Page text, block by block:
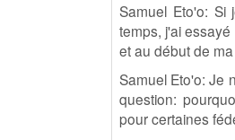
Samuel Eto'o:
temps, j'ai
et au début de
Samuel Eto'o: Je
question:
pour certaines